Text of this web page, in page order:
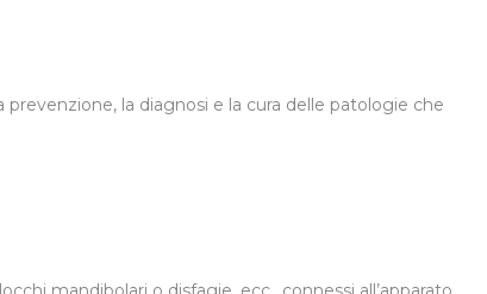
la diagnosi e la cura delle patologie che